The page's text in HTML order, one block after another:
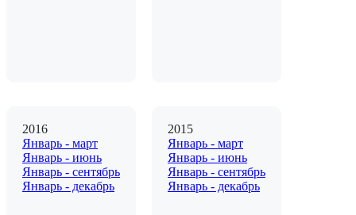
2016
Январь - март
Январь - июнь
Январь - сентябрь
Январь - декабрь
2015
Январь - март
Январь - июнь
Январь - сентябрь
Январь - декабрь